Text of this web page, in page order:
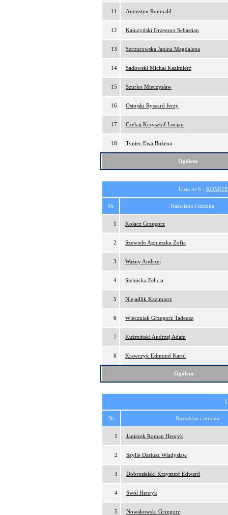
11 Augustyn Romuald
12 Kałużyński Grzegorz Sebastian
13 Szczurowska Janina Magdalena
14 Sadowski Michał Kazimierz
15 Szurko Mieczysław
16 Ostojski Ryszard Jerzy
17 Czekaj Krzysztof Lucjan
18 Tyniec Ewa Bożena
Ogółem
Lista nr 6 -
Nr Nazwisko i imiona
1 Kołacz Grzegorz
2 Szewieło Agnieszka Zofia
3 Ważny Andrzej
4 Stelnicka Felicja
5 Niejadlik Kazimierz
6 Wieczniak Grzegorz Tadeusz
7 Kuźmiński Andrzej Adam
8 Krawczyk Edmund Karol
Ogółem
Nr Nazwisko i imiona
1 Janiszek Roman Henryk
2 Szylle Dariusz Władysław
3 Dobrosielski Krzysztof Edward
4 Swół Henryk
5 Nowakowski Grzegorz